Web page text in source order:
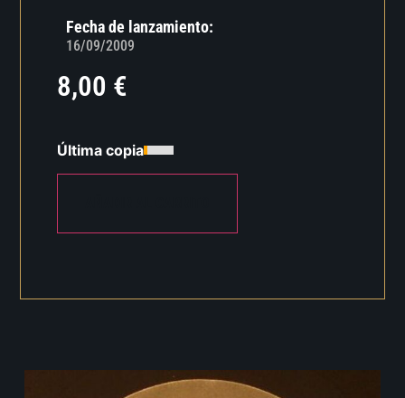
Fecha de lanzamiento:
16/09/2009
8,00 €
Última copia